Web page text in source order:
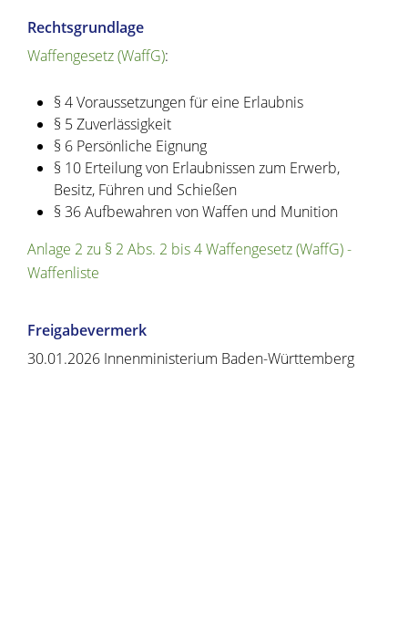
Rechtsgrundlage
Waffengesetz (WaffG):
§ 4Voraussetzungen für eine Erlaubnis
§ 5Zuverlässigkeit
§ 6Persönliche Eignung
§ 10Erteilung von Erlaubnissen zum Erwerb,
Besitz, Führen und Schießen
§ 36Aufbewahren von Waffen und Munition
Anlage 2 zu § 2 Abs. 2 bis 4 Waffengesetz (WaffG) -
Waffenliste
Freigabevermerk
30.01.2026 Innenministerium Baden-Württemberg